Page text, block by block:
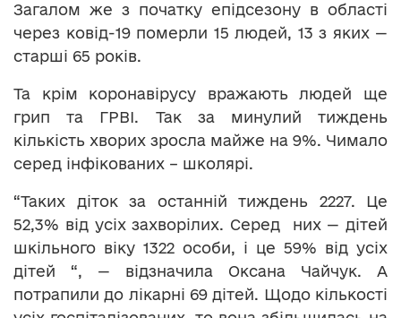
Загалом же з початку епідсезону в області
через ковід-19 померли 15 людей, 13 з яких —
старші 65 років.
Та крім коронавірусу вражають людей ще
грип та ГРВІ. Так за минулий тиждень
кількість хворих зросла майже на 9%. Чимало
серед інфікованих – школярі.
“Таких діток за останній тиждень 2227. Це
52,3% від усіх захворілих. Серед них — дітей
шкільного віку 1322 особи, і це 59% від усіх
дітей “, — відзначила Оксана Чайчук. А
потрапили до лікарні 69 дітей. Щодо кількості